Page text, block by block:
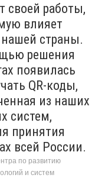
своей работы,
влияет
страны.
решения
появилась
QR-коды,
из наших
систем,
принятия
всей России.
по развитию
и систем